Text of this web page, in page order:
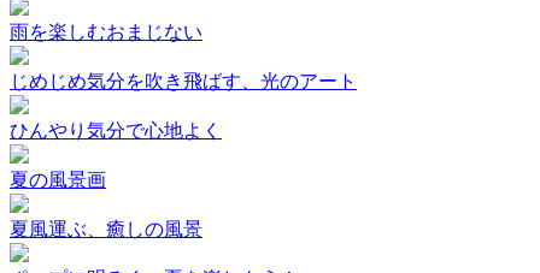
雨を楽しむおまじない
じめじめ気分を吹き飛ばす、光のアート
ひんやり気分で心地よく
夏の風景画
夏風運ぶ、癒しの風景